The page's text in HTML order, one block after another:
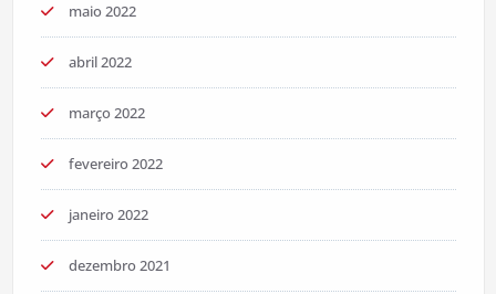
maio 2022
abril 2022
março 2022
fevereiro 2022
janeiro 2022
dezembro 2021